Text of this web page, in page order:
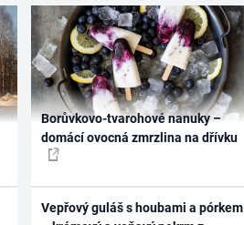
Borůvkovo-tvarohové nanuky –
domácí ovocná zmrzlina na dřívku
Vepřový guláš s houbami a pórkem